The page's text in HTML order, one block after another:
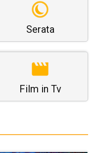
Serata
Film in Tv